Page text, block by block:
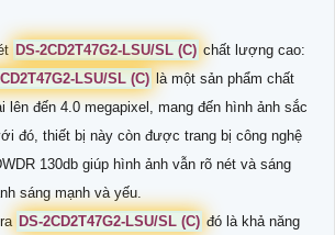
DS-2CD2T47G2-LSU/SL (C) chất lượng cao:
LSU/SL (C) là một sản phẩm chất
lên đến 4.0 megapixel, mang đến hình ảnh sắc
đó, thiết bị này còn được trang bị công nghệ
130db giúp hình ảnh vẫn rõ nét và sáng
sáng mạnh và yếu.
DS-2CD2T47G2-LSU/SL (C) đó là khả năng